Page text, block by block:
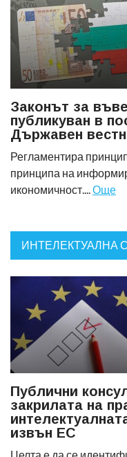
Законът за
публикуван в
Държавен
Регламентира
принципа на
икономичност....Още
ИНТЕЛЕКТУАЛНА
Публични
закрилата на
извън ЕС